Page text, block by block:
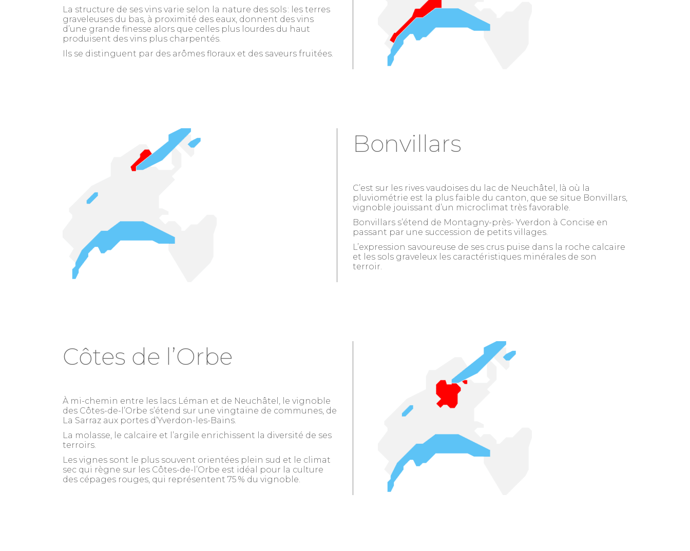
La structure de ses vins varie selon la nature des sols : les terres
graveleuses du bas, à proximité des eaux, donnent des vins
d’une grande finesse alors que celles plus lourdes du haut
produisent des vins plus charpentés.
Ils se distinguent par des arômes floraux et des saveurs fruitées.
Bonvillars
C’est sur les rives vaudoises du lac de Neuchâtel, là où la
pluviométrie est la plus faible du canton, que se situe Bonvillars,
vignoble jouissant d’un microclimat très favorable.
Bonvillars s’étend de Montagny-près- Yverdon à Concise en
passant par une succession de petits villages.
L’expression savoureuse de ses crus puise dans la roche calcaire
et les sols graveleux les caractéristiques minérales de son
terroir.
Côtes de l’Orbe
À mi-chemin entre les lacs Léman et de Neuchâtel, le vignoble
des Côtes-de-l’Orbe s’étend sur une vingtaine de communes, de
La Sarraz aux portes d’Yverdon-les-Bains.
La molasse, le calcaire et l’argile enrichissent la diversité de ses
terroirs.
Les vignes sont le plus souvent orientées plein sud et le climat
sec qui règne sur les Côtes-de-l’Orbe est idéal pour la culture
des cépages rouges, qui représentent 75 % du vignoble.